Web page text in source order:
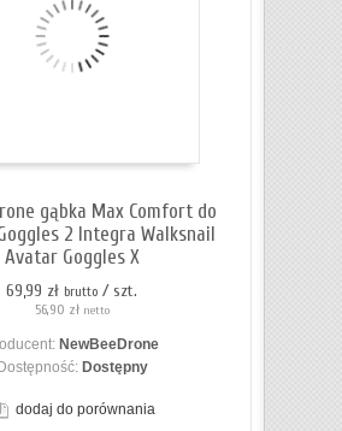
gąbka Max Comfort do
2 Integra Walksnail
Avatar Goggles X
69,99 zł brutto / szt.
56,90 zł netto
NewBeeDrone
Dostępność: Dostępny
dodaj do porównania